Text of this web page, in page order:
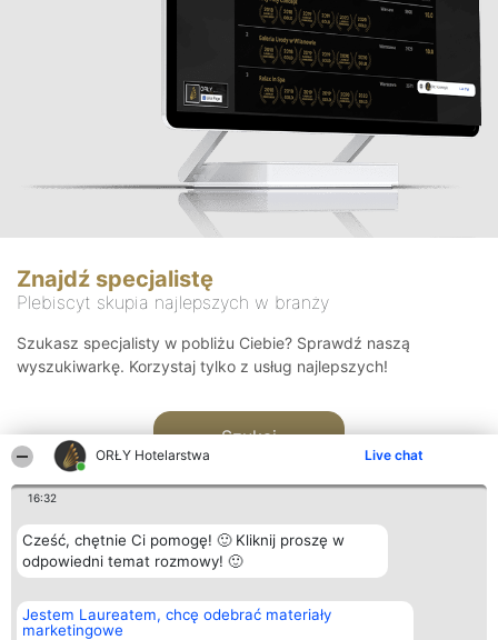
ORŁY Hotelarstwa Live chat
16:32
Cześć, chętnie Ci pomogę! 🙂 Kliknij proszę w
odpowiedni temat rozmowy! 🙂
Jestem Laureatem, chcę odebrać materiały
marketingowe
Znajdź specjalistę
Plebiscyt skupia najlepszych w branży
Szukasz specjalisty w pobliżu Ciebie? Sprawdź naszą
wyszukiwarkę. Korzystaj tylko z usług najlepszych!
Szukaj
Organizator plebiscytu
Bright Side Solutions sp. z o.
o. sp. k.
Plebiscyt
Laureaci
Kontakt
Kontakt